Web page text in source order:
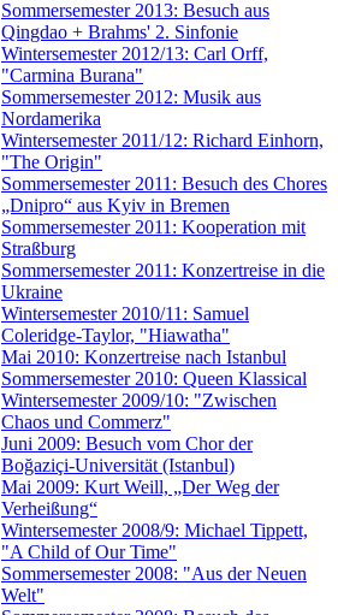
Sommersemester 2013: Besuch aus
Qingdao + Brahms' 2. Sinfonie
Wintersemester 2012/13: Carl Orff,
"Carmina Burana"
Sommersemester 2012: Musik aus
Nordamerika
Wintersemester 2011/12: Richard Einhorn,
"The Origin"
Sommersemester 2011: Besuch des Chores
„Dnipro“ aus Kyiv in Bremen
Sommersemester 2011: Kooperation mit
Straßburg
Sommersemester 2011: Konzertreise in die
Ukraine
Wintersemester 2010/11: Samuel
Coleridge-Taylor, "Hiawatha"
Mai 2010: Konzertreise nach Istanbul
Sommersemester 2010: Queen Klassical
Wintersemester 2009/10: "Zwischen
Chaos und Commerz"
Juni 2009: Besuch vom Chor der
Boğaziçi-Universität (Istanbul)
Mai 2009: Kurt Weill, „Der Weg der
Verheißung“
Wintersemester 2008/9: Michael Tippett,
"A Child of Our Time"
Sommersemester 2008: "Aus der Neuen
Welt"